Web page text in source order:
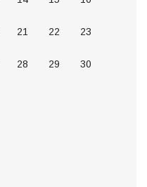
21 22 23
28 29 30